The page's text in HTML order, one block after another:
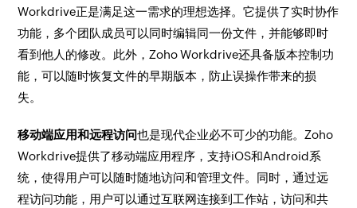
Workdrive正是满足这一需求的理想选择。它提供了实时协作
功能，多个团队成员可以同时编辑同一份文件，并能够即时
看到他人的修改。此外，Zoho Workdrive还具备版本控制功
能，可以随时恢复文件的早期版本，防止误操作带来的损
失。
移动端应用和远程访问也是现代企业必不可少的功能。Zoho
Workdrive提供了移动端应用程序，支持iOS和Android系
统，使得用户可以随时随地访问和管理文件。同时，通过远
程访问功能，用户可以通过互联网连接到工作站，访问和共